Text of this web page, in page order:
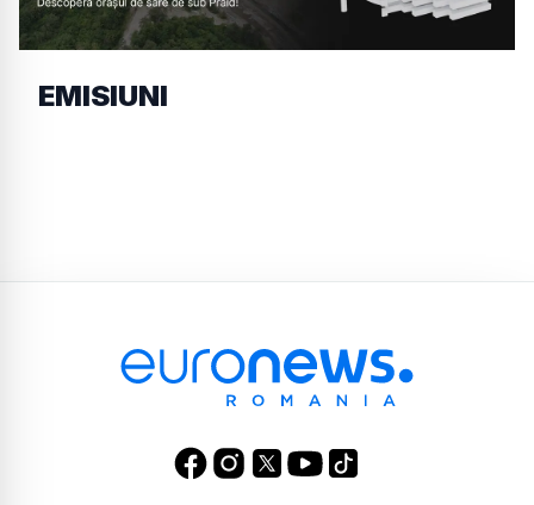
EMISIUNI